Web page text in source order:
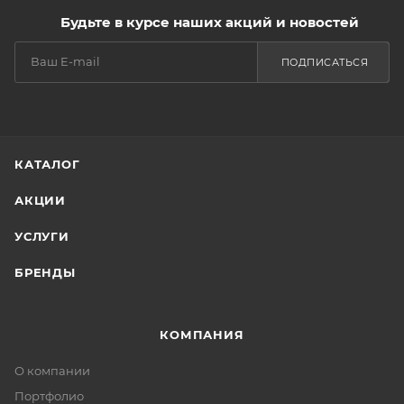
Будьте в курсе наших акций и новостей
ПОДПИСАТЬСЯ
КАТАЛОГ
АКЦИИ
УСЛУГИ
БРЕНДЫ
КОМПАНИЯ
О компании
Портфолио